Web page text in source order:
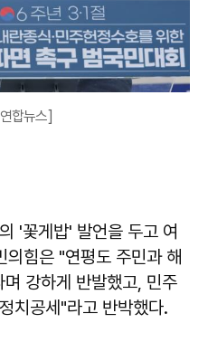
합뉴스]
'꽃게밥' 발언을 두고 여
의힘은 "연평도 주민과 해
강하게 반발했고, 민주
치공세"라고 반박했다.